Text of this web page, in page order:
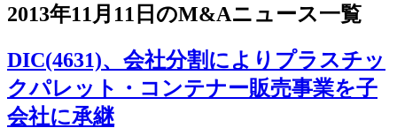
2013年11月11日のM&Aニュース一覧
DIC(4631)、会社分割によりプラスチッ
クパレット・コンテナー販売事業を子
会社に承継